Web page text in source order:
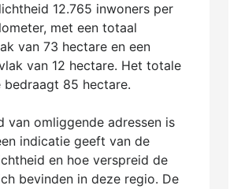
12.765 inwoners per
met een totaal
van 73 hectare en een
van 12 hectare. Het totale
85 hectare.
van omliggende adressen is
indicatie geeft van de
en hoe verspreid de
bevinden in deze regio. De